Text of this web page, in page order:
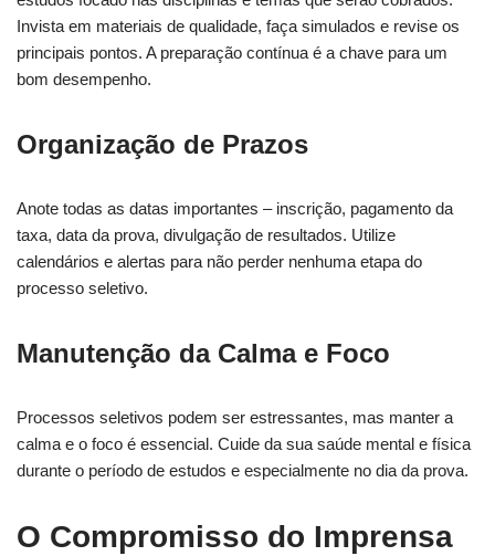
Invista em materiais de qualidade, faça simulados e revise os
principais pontos. A preparação contínua é a chave para um
bom desempenho.
Organização de Prazos
Anote todas as datas importantes – inscrição, pagamento da
taxa, data da prova, divulgação de resultados. Utilize
calendários e alertas para não perder nenhuma etapa do
processo seletivo.
Manutenção da Calma e Foco
Processos seletivos podem ser estressantes, mas manter a
calma e o foco é essencial. Cuide da sua saúde mental e física
durante o período de estudos e especialmente no dia da prova.
O Compromisso do Imprensa